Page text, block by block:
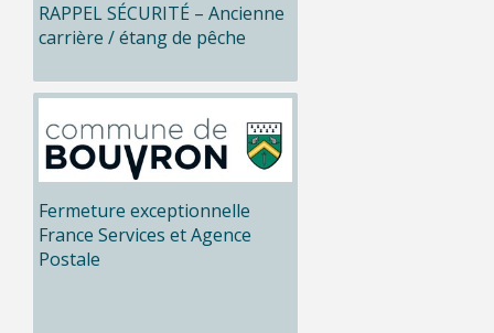
RAPPEL SÉCURITÉ – Ancienne
carrière / étang de pêche
Fermeture exceptionnelle
France Services et Agence
Postale